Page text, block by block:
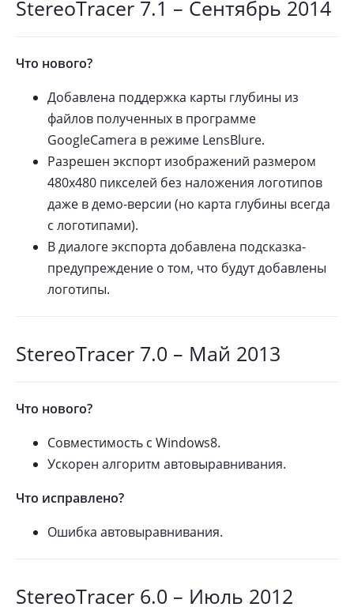
StereoTracer 7.1 – Сентябрь 2014
Что нового?
Добавлена поддержка карты глубины из
файлов полученных в программе
GoogleCamera в режиме LensBlure.
Разрешен экспорт изображений размером
480х480 пикселей без наложения логотипов
даже в демо-версии (но карта глубины всегда
с логотипами).
В диалоге экспорта добавлена подсказка-
предупреждение о том, что будут добавлены
логотипы.
StereoTracer 7.0 – Май 2013
Что нового?
Совместимость с Windows8.
Ускорен алгоритм автовыравнивания.
Что исправлено?
Ошибка автовыравнивания.
StereoTracer 6.0 – Июль 2012